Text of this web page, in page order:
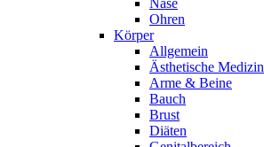
Ohren
Körper
Allgemein
Ästhetische Medizin
Arme & Beine
Bauch
Brust
Diäten